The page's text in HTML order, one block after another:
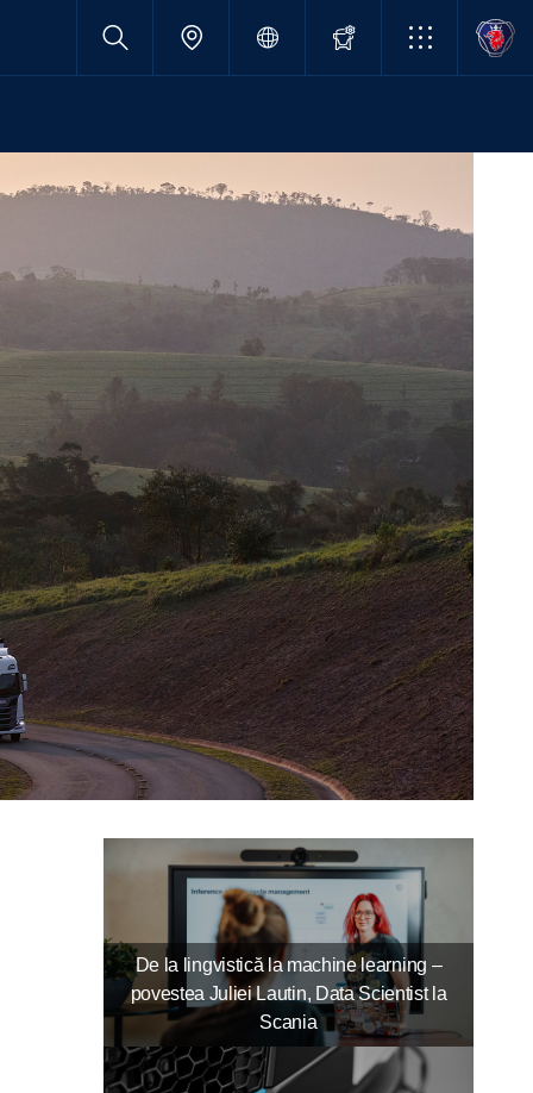
De la lingvistică la machine learning –
povestea Juliei Lautin, Data Scientist la
Scania